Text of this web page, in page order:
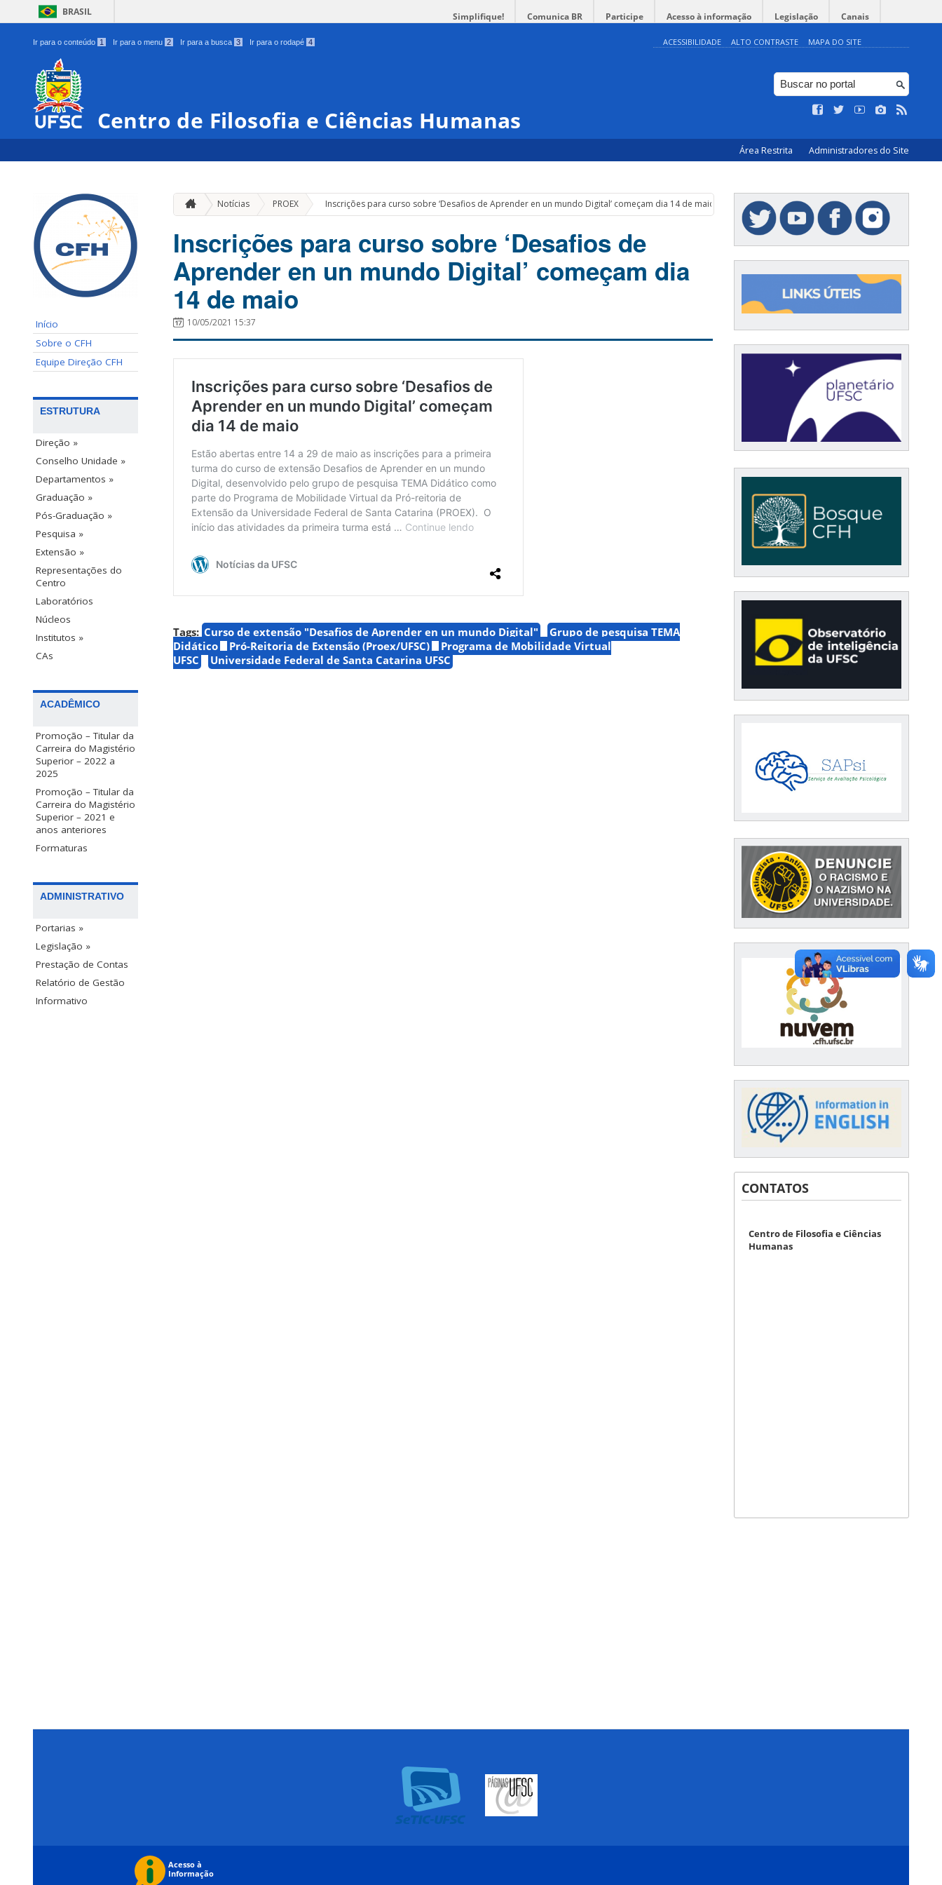
BRASIL Simplifique! Comunica BR Participe Acesso à informação Legislação Canais
Ir para o conteúdo 1 Ir para o menu 2 Ir para a busca 3 Ir para o rodapé 4 ACESSIBILIDADE ALTO CONTRASTE MAPA DO SITE
Centro de Filosofia e Ciências Humanas
Área Restrita Administradores do Site
Início
Sobre o CFH
Equipe Direção CFH
ESTRUTURA
Direção »
Conselho Unidade »
Departamentos »
Graduação »
Pós-Graduação »
Pesquisa »
Extensão »
Representações do
Centro
Laboratórios
Núcleos
Institutos »
CAs
ACADÊMICO
Promoção – Titular da
Carreira do Magistério
Superior – 2022 a
2025
Promoção – Titular da
Carreira do Magistério
Superior – 2021 e
anos anteriores
Formaturas
ADMINISTRATIVO
Portarias »
Legislação »
Prestação de Contas
Relatório de Gestão
Informativo
Notícias PROEX » Inscrições para curso sobre ‘Desafios de Aprender en un mundo Digital’ começam dia 14 de maio
Inscrições para curso sobre ‘Desafios de
Aprender en un mundo Digital’ começam dia
14 de maio
10/05/2021 15:37
Tags: Curso de extensão "Desafios de Aprender en un mundo Digital"
Grupo de pesquisa TEMA
Didático
Pró-Reitoria de Extensão (Proex/UFSC)
Programa de Mobilidade Virtual
UFSC
Universidade Federal de Santa Catarina UFSC
CONTATOS
Centro de Filosofia e Ciências
Humanas